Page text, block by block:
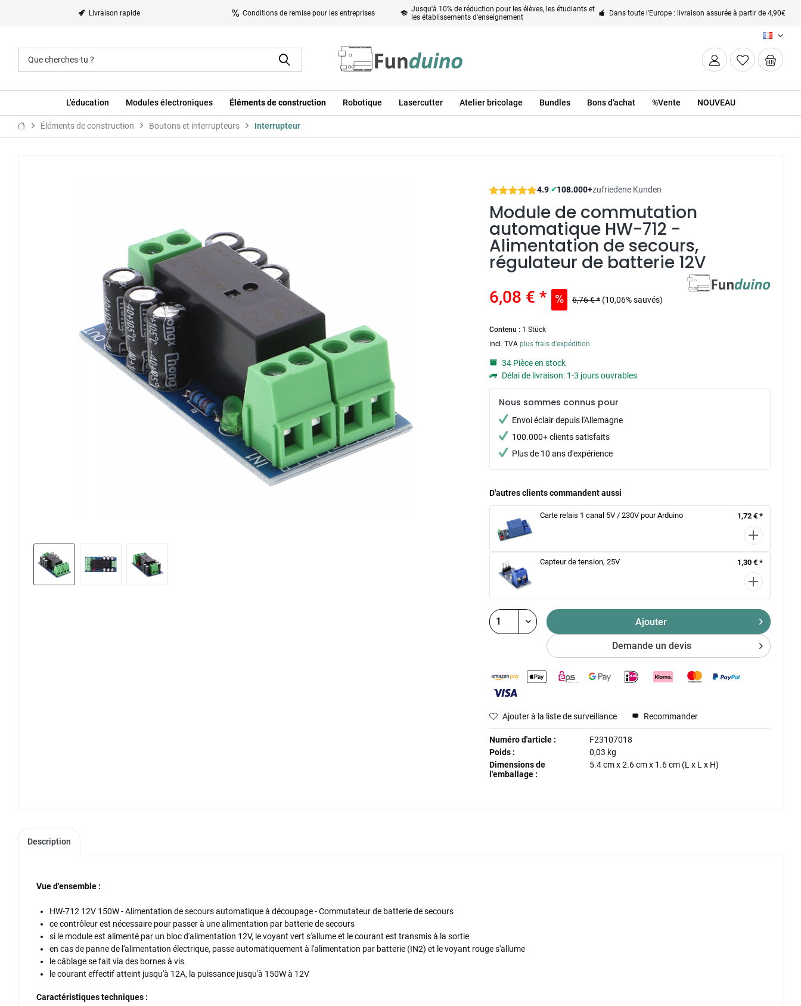
Livraison rapide Conditions de remise pour les entreprises
Jusqu'à 10% de réduction pour les élèves, les étudiants et
les établissements d'enseignement
Dans toute l'Europe : livraison assurée à partir de 4,90€
FR
L'éducation Modules électroniques Éléments de construction Robotique Lasercutter Atelier bricolage Bundles Bons d'achat %Vente NOUVEAU
Éléments de construction Boutons et interrupteurs Interrupteur
4.9|✔108.000+zufriedene Kunden
Module de commutation
automatique HW-712 -
Alimentation de secours,
régulateur de batterie 12V
6,08 € * 6,76 € * (10,06% sauvés)
Contenu : 1 Stück
incl. TVAplus frais d'expédition
34 Pièce en stock
Délai de livraison: 1-3 jours ouvrables
Nous sommes connus pour
Envoi éclair depuis l'Allemagne
100.000+ clients satisfaits
Plus de 10 ans d'expérience
D'autres clients commandent aussi
Carte relais 1 canal 5V / 230V pour Arduino 1,72 € *
Capteur de tension, 25V 1,30 € *
Ajouter
Demande un devis
Ajouter à la liste de surveillance Recommander
Numéro d'article :
F23107018
Poids :
0,03 kg
Dimensions de
l'emballage :
5.4 cmx2.6 cmx 1.6 cm (L x L x H)
Description
Vue d'ensemble :
HW-712 12V 150W - Alimentation de secours automatique à découpage - Commutateur de batterie de secours
ce contrôleur est nécessaire pour passer à une alimentation par batterie de secours
si le module est alimenté par un bloc d'alimentation 12V, le voyant vert s'allume et le courant est transmis à la sortie
en cas de panne de l'alimentation électrique, passe automatiquement à l'alimentation par batterie (IN2) et le voyant rouge s'allume
le câblage se fait via des bornes à vis.
le courant effectif atteint jusqu'à 12A, la puissance jusqu'à 150W à 12V
Caractéristiques techniques :